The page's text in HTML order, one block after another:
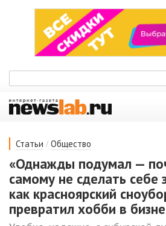
Статьи / Общество
«Однажды подумал —
самому не сделать себе
как красноярский
превратил хобби в